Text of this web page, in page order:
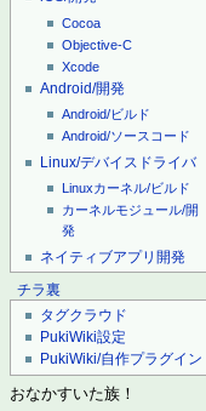
Cocoa
Objective-C
Xcode
Android/開発
Android/ビルド
Android/ソースコード
Linux/デバイスドライバ
Linuxカーネル/ビルド
カーネルモジュール/開
発
ネイティブアプリ開発
チラ裏
タグクラウド
PukiWiki設定
PukiWiki/自作プラグイン
おなかすいた族！